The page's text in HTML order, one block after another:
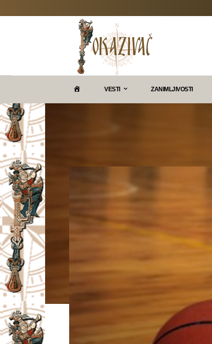
VESTI ZANIMLJIVOSTI